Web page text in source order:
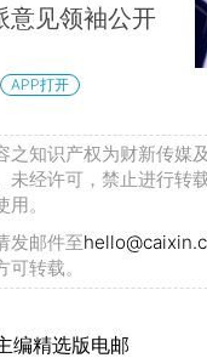
意见领袖公开
APP打开
之知识产权为财新传媒
未经许可，禁止进行转
。
发邮件至
转载。
编精选版电邮